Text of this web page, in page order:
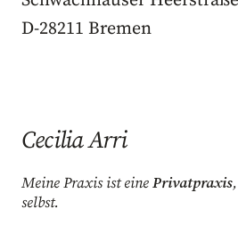
D-28211 Bremen
Cecilia Arri
Meine Praxis ist einePrivatpraxis
selbst.